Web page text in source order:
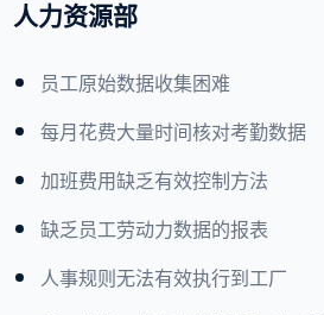
人力资源部
员工原始数据收集困难
每月花费大量时间核对考勤数据
加班费用缺乏有效控制方法
缺乏员工劳动力数据的报表
人事规则无法有效执行到工厂